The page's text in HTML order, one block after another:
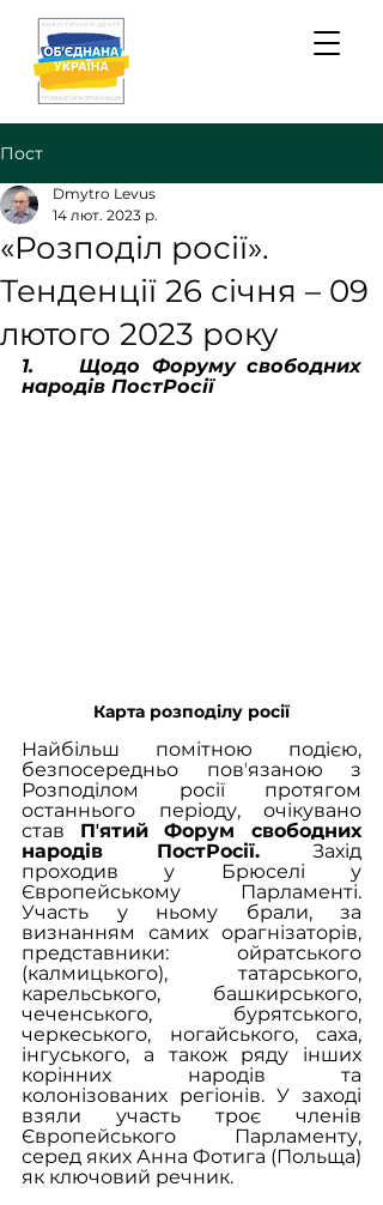
Пост
«Розподіл росії».
Тенденції 26 січня – 09
лютого 2023 року
Dmytro Levus
14 лют. 2023 р.
1.    Щодо Форуму свободних
народів ПостРосії
Карта розподілу росії
Найбільш помітною подією,
безпосередньо повʼязаною з
Розподілом росії протягом
останнього періоду, очікувано
став Пʼятий Форум свободних
народів ПостРосії. Захід
проходив у Брюселі у
Європейському Парламенті.
Участь у ньому брали, за
визнанням самих орагнізаторів,
представники: ойратського
(калмицького), татарського,
карельського, башкирського,
чеченського, бурятського,
черкеського, ногайського, саха,
інгуського, а також ряду інших
корінних народів та
колонізованих регіонів. У заході
взяли участь троє членів
Європейського Парламенту,
серед яких Анна Фотига (Польща)
як ключовий речник.